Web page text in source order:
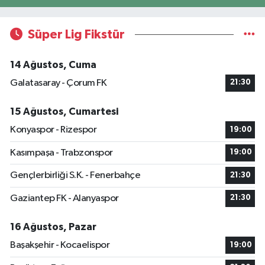
Süper Lig Fikstür
14 Ağustos, Cuma
Galatasaray - Çorum FK
21:30
15 Ağustos, Cumartesi
Konyaspor - Rizespor
19:00
Kasımpaşa - Trabzonspor 19:00
Gençlerbirliği S.K. - Fenerbahçe 21:30
Gaziantep FK - Alanyaspor 21:30
16 Ağustos, Pazar
Başakşehir - Kocaelispor
19:00